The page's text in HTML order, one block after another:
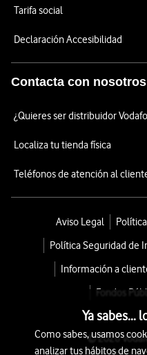
Tarifa social
Declaración Accesibilidad
Contacta con nosotros
¿Quieres ser distribuidor
Localiza tu tienda física
Teléfonos de atención al
Aviso Legal
Política Seguridad de
Información a
Fondos
© 2026
Ya sabes...
Como sabes, usamos
analizar tus hábitos de